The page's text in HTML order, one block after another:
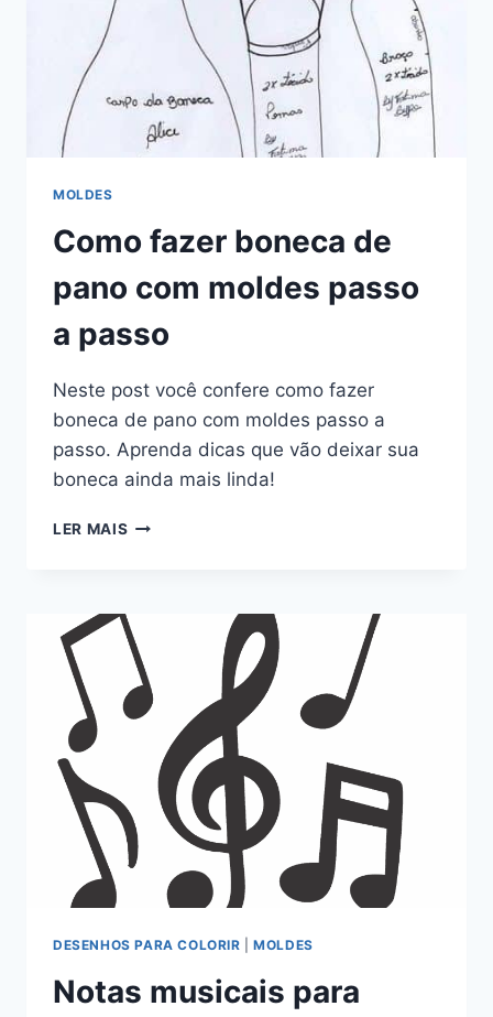
MOLDES
Como fazer boneca de
pano com moldes passo
a passo
Neste post você confere como fazer
boneca de pano com moldes passo a
passo. Aprenda dicas que vão deixar sua
boneca ainda mais linda!
LER MAIS COMO
PANO
COM
MOLDES
PASSO
PASSO
DESENHOS PARA COLORIR |MOLDES
Notas musicais para